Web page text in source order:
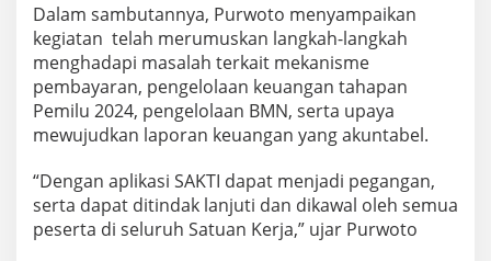
Dalam sambutannya, Purwoto menyampaikan
kegiatan telah merumuskan langkah-langkah
menghadapi masalah terkait mekanisme
pembayaran, pengelolaan keuangan tahapan
Pemilu 2024, pengelolaan BMN, serta upaya
mewujudkan laporan keuangan yang akuntabel.
“Dengan aplikasi SAKTI dapat menjadi pegangan,
serta dapat ditindak lanjuti dan dikawal oleh semua
peserta di seluruh Satuan Kerja,” ujar Purwoto